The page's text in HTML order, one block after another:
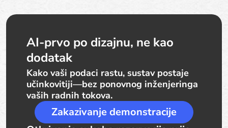
AI-prvo po dizajnu, ne kao
dodatak
Kako vaši podaci rastu, sustav postaje
učinkovitiji—bez ponovnog inženjeringa
vaših radnih tokova.
Zakazivanje demonstracije